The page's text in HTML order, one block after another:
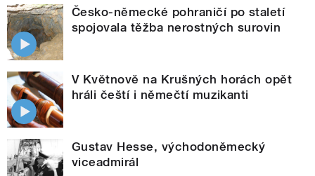
Česko-německé pohraničí po staletí
spojovala těžba nerostných surovin
V Květnově na Krušných horách opět
hráli čeští i němečtí muzikanti
Gustav Hesse, východoněmecký
viceadmirál